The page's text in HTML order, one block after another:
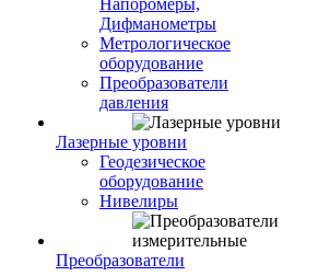
Напоромеры,
Дифманометры
Метрологическое
оборудование
Преобразователи
давления
Лазерные уровни
Геодезическое
оборудование
Нивелиры
Преобразователи